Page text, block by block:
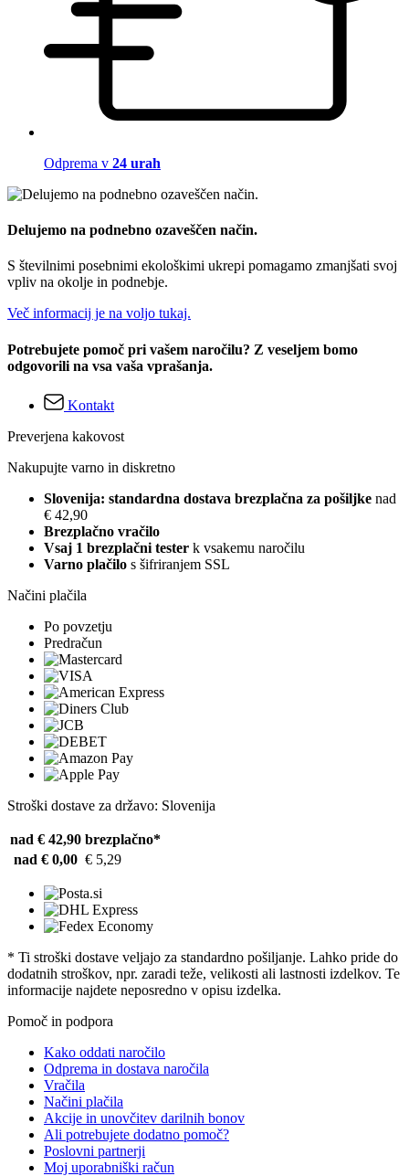
Odprema v 24 urah
Delujemo na podnebno ozaveščen način.
S številnimi posebnimi ekološkimi ukrepi pomagamo zmanjšati svoj
vpliv na okolje in podnebje.
Več informacij je na voljo tukaj.
Potrebujete pomoč pri vašem naročilu? Z veseljem bomo
odgovorili na vsa vaša vprašanja.
Kontakt
Preverjena kakovost
Nakupujte varno in diskretno
Slovenija: standardna dostava brezplačna za pošiljke nad
€ 42,90
Brezplačno vračilo
Vsaj 1 brezplačni tester k vsakemu naročilu
Varno plačilo s šifriranjem SSL
Načini plačila
Po povzetju
Predračun
Stroški dostave za državo: Slovenija
nad € 42,90 brezplačno*
nad € 0,00 € 5,29
* Ti stroški dostave veljajo za standardno pošiljanje. Lahko pride do
dodatnih stroškov, npr. zaradi teže, velikosti ali lastnosti izdelkov. Te
informacije najdete neposredno v opisu izdelka.
Pomoč in podpora
Kako oddati naročilo
Odprema in dostava naročila
Vračila
Načini plačila
Akcije in unovčitev darilnih bonov
Ali potrebujete dodatno pomoč?
Poslovni partnerji
Moj uporabniški račun